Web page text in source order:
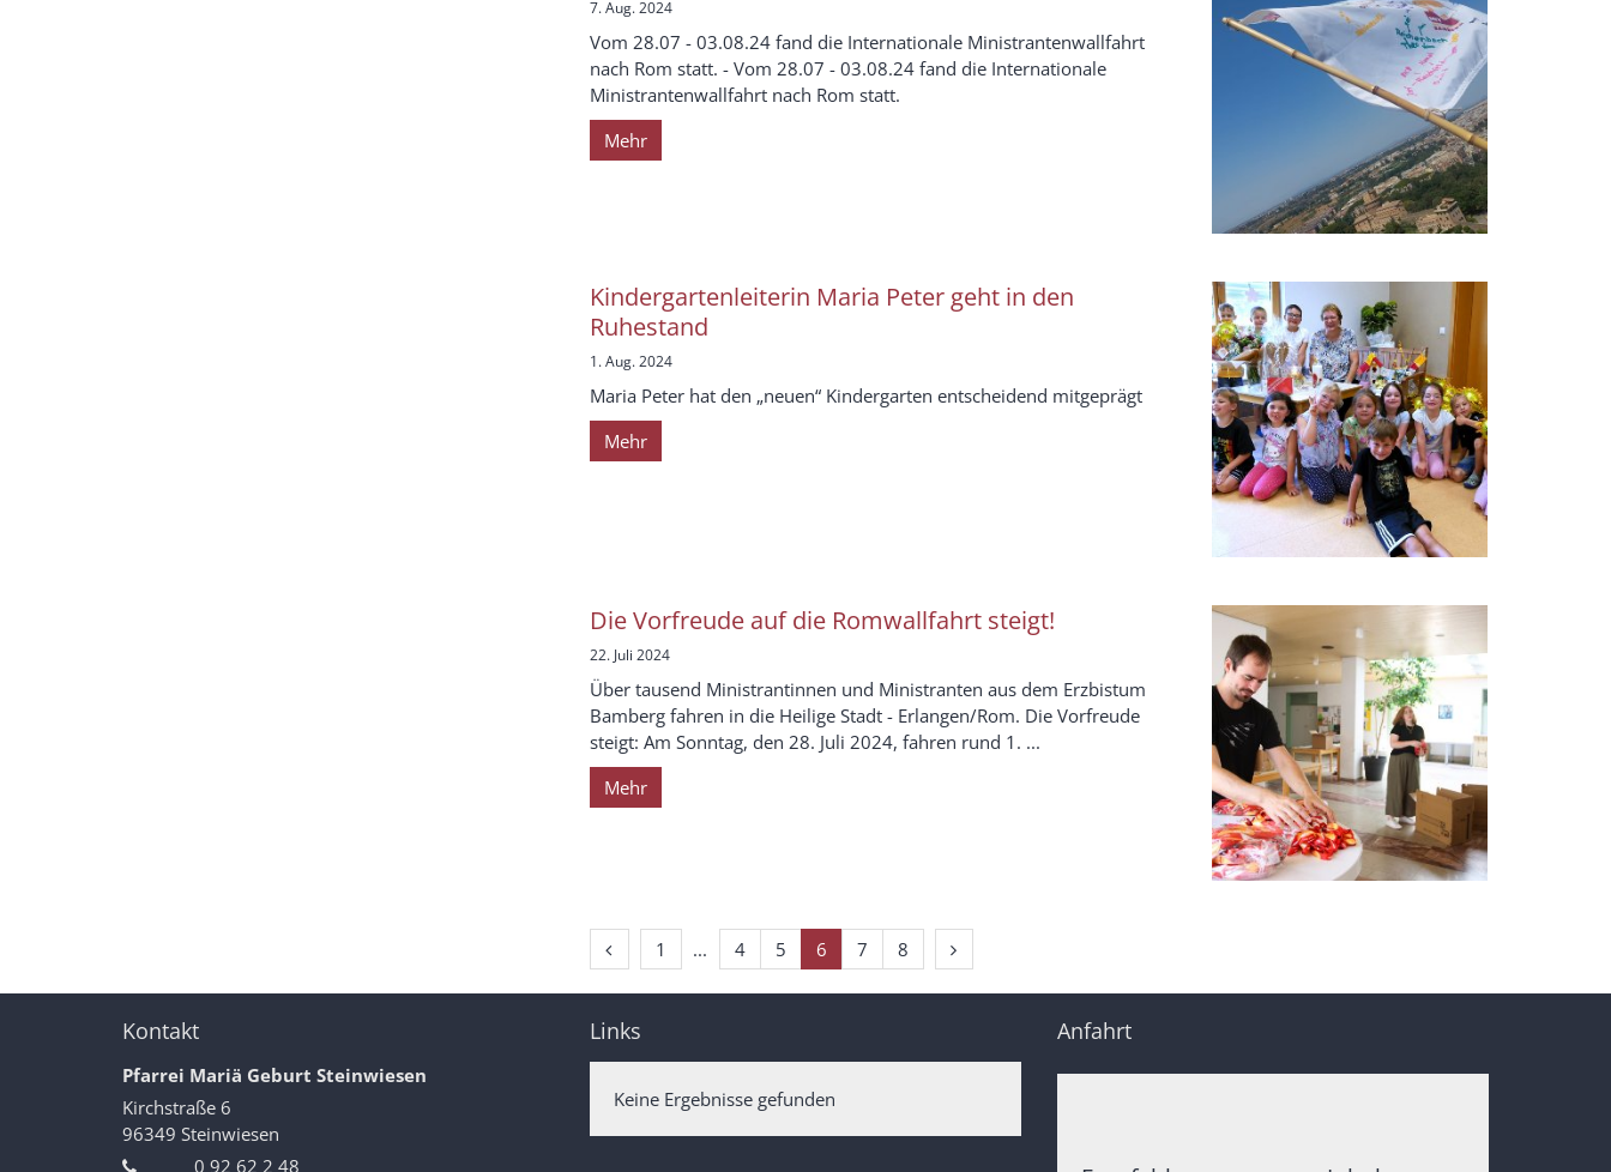
7. Aug. 2024
Vom 28.07 - 03.08.24 fand die Internationale Ministrantenwallfahrt
nach Rom statt. - Vom 28.07 - 03.08.24 fand die Internationale
Ministrantenwallfahrt nach Rom statt.
Mehr
Kindergartenleiterin Maria Peter geht in den
Ruhestand
1. Aug. 2024
Maria Peter hat den „neuen“ Kindergarten entscheidend mitgeprägt
Mehr
Die Vorfreude auf die Romwallfahrt steigt!
22. Juli 2024
Über tausend Ministrantinnen und Ministranten aus dem Erzbistum
Bamberg fahren in die Heilige Stadt - Erlangen/Rom. Die Vorfreude
steigt: Am Sonntag, den 28. Juli 2024, fahren rund 1. ...
Mehr
Vorherige Seite
Erste Seite
1 4 5 6 7 8 Nächste Seite
Kontakt
Pfarrei Mariä Geburt Steinwiesen
Kirchstraße 6
96349 Steinwiesen
0 92 62 2 48
Links
Keine Ergebnisse gefunden
Anfahrt